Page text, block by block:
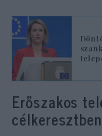
Erőszakos
célkeresztben